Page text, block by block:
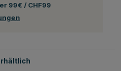
99€ / CHF99